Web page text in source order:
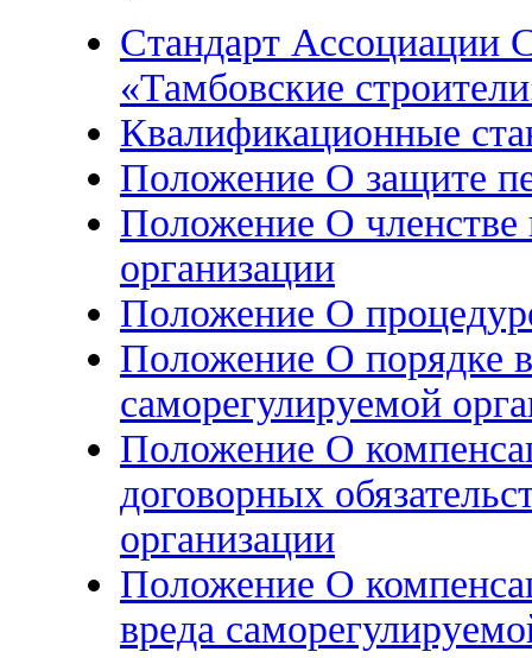
Стандарт Ассоциации
«Тамбовские
Квалификационные
Положение О защите
Положение О членстве
организации
Положение О
Положение О порядке
саморегулируемой
Положение О
договорных
организации
Положение О
вреда